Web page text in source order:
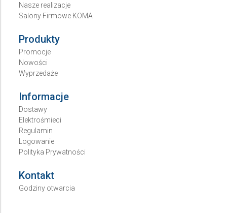
Nasze realizacje
Salony Firmowe KOMA
Produkty
Promocje
Nowości
Wyprzedaże
Informacje
Dostawy
Elektrośmieci
Regulamin
Logowanie
Polityka Prywatności
Kontakt
Godziny otwarcia